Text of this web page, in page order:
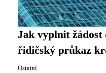
Jak vyplnit žádost
řidičský průkaz
Ostatní